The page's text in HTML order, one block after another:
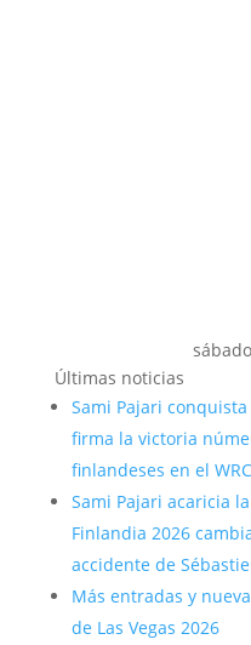
Últimas noticias
Sami Pajari
firma la victoria
finlandeses en el WRC
Sami Pajari acaricia
Finlandia 2026
accidente de
Más entradas y
de Las Vegas 2026